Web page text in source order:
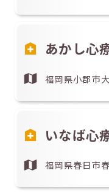
あかし心
福岡県小郡市
いなば心
福岡県春日市